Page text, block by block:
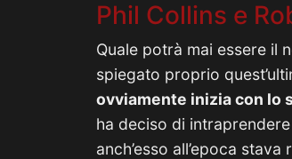
Phil Collins e
Quale potrà mai essere il
spiegato proprio
ovviamente inizia con lo
ha deciso di
anch’esso all’epoca